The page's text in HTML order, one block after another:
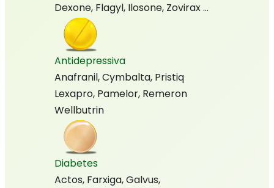
Dexone, Flagyl, Ilosone, Zovirax …
Antidepressiva
Anafranil, Cymbalta, Pristiq
Lexapro, Pamelor, Remeron
Wellbutrin
Diabetes
Actos, Farxiga, Galvus,